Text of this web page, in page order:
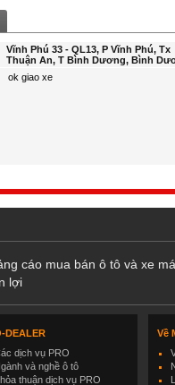
Vĩnh Phú 33 - QL13, P Vĩnh Phú, Tx
Thuận An, T Bình Dương, Bình
cáo mua bán ô tô và xe
lợi
DEALER
dịch vụ PRO
và nghề ô tô
thuận dịch vụ PRO
Về